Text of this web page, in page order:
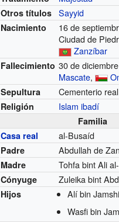
Otros títulos Sayyid
Nacimiento
16 de
Ciudad de
Zanzíbar
Fallecimiento 30 de
Mascate,
Sepultura Cementerio
Religión Islam ibadí
Familia
Casa real
al-Busaíd
Padre Abdullah de
Madre Tohfa bint Ali
Cónyuge Zuleika bint
Hijos
Alí bin
Wasfi bin